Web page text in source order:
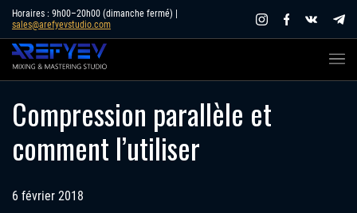
Skip
content
Horaires : 9h00–20h00 (dimanche fermé) |
sales@arefyevstudio.com
Compression parallèle et
comment l’utiliser
6 février 2018